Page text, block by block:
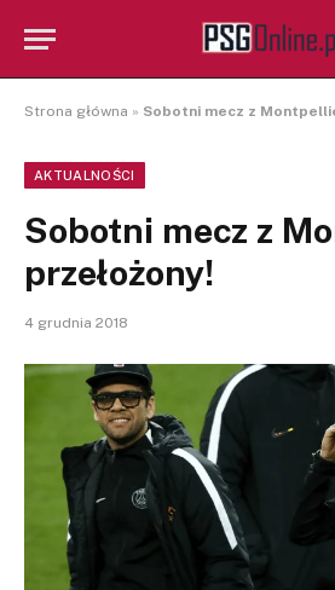
Strona główna » Sobotni mecz z
AKTUALNOŚCI
Sobotni mecz z
przełożony!
4 grudnia 2018